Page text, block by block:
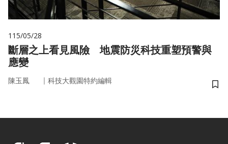
115/05/28
斷層之上看見風險 地震防災科技重塑預警與
應變
陳玉鳳 ｜ 科技大觀園特約編輯
儲